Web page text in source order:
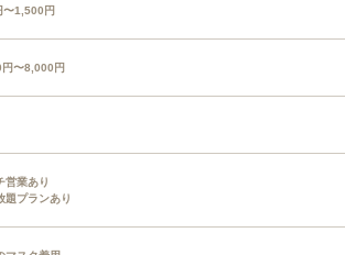
〜1,500円
〜8,000円
営業あり
題プランあり